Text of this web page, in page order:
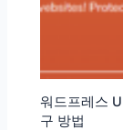
워드프레스
구 방법